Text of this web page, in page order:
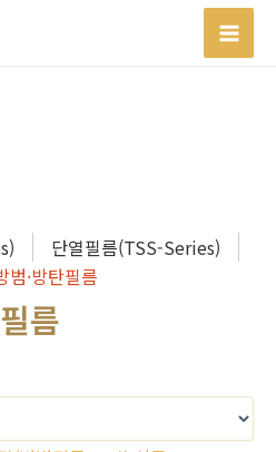
단열필름(TSS-Series)
범·방탄필름
름